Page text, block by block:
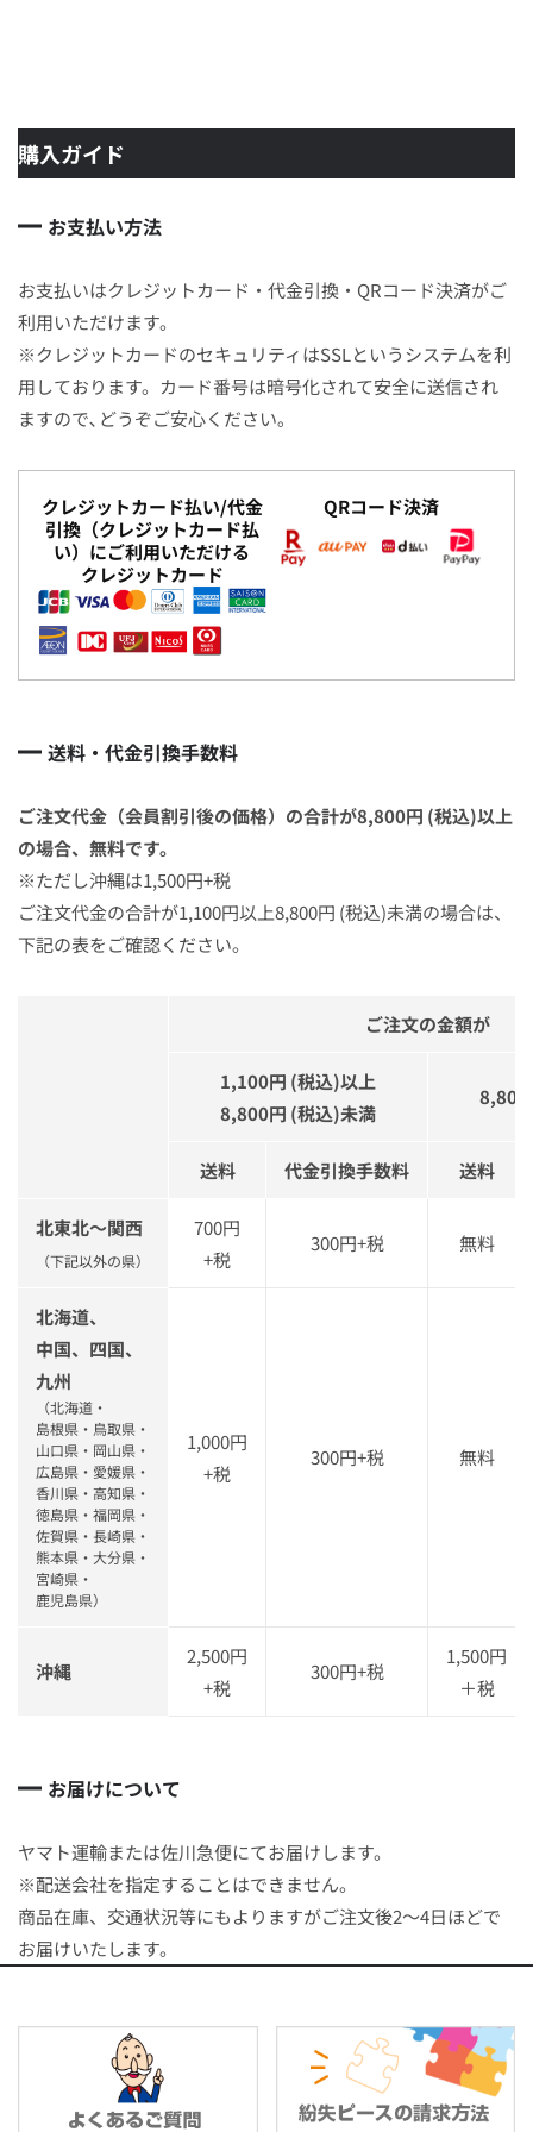
購入ガイド
お支払い方法
お支払いはクレジットカード・代金引換・QRコード決済がご
利用いただけます。
※クレジットカードのセキュリティはSSLというシステムを利
用しております。カード番号は暗号化されて安全に送信され
ますので､どうぞご安心ください｡
クレジットカード払い/代金
引換（クレジットカード払
い）にご利用いただける
クレジットカード
QRコード決済
送料・代金引換手数料
ご注文代金（会員割引後の価格）の合計が8,800円 (税込)以上
の場合、無料です。
※ただし沖縄は1,500円+税
ご注文代金の合計が1,100円以上8,800円 (税込)未満の場合は、
下記の表をご確認ください。
ご注文の金額が
1,100円 (税込)以上
8,800円 (税込)未満
8,800
送料 代金引換手数料 送料
北東北～関西
（下記以外の県）
700円
+税
300円+税 無料
北海道、
中国、四国、
九州
（北海道・
島根県・鳥取県・
山口県・岡山県・
広島県・愛媛県・
香川県・高知県・
徳島県・福岡県・
佐賀県・長崎県・
熊本県・大分県・
宮崎県・
鹿児島県）
1,000円
+税
300円+税 無料
沖縄
2,500円
+税
300円+税
1,500円
＋税
お届けについて
ヤマト運輸または佐川急便にてお届けします。
※配送会社を指定することはできません。
商品在庫、交通状況等にもよりますがご注文後2～4日ほどで
お届けいたします。